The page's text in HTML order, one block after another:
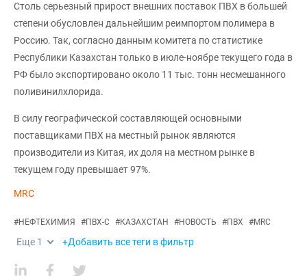
Столь серьезный прирост внешних поставок ПВХ в большей
степени обусловлен дальнейшим реимпортом полимера в
Россию. Так, согласно данным комитета по статистике
Республики Казахстан только в июле-ноябре текущего года в
РФ было экспортировано около 11 тыс. тонн несмешанного
поливинилхлорида.
В силу географической составляющей основными
поставщиками ПВХ на местный рынок являются
производители из Китая, их доля на местном рынке в
текущем году превышает 97%.
MRC
#НЕФТЕХИМИЯ #ПВХ-С #КАЗАХСТАН #НОВОСТЬ #ПВХ #MRC
Еще 1 +Добавить все теги в фильтр